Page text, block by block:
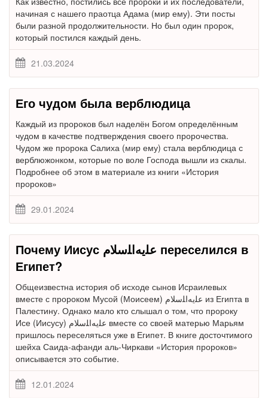
начиная с нашего праотца Адама (мир ему). Эти посты
были разной продолжительности. Но был один пророк,
который постился каждый день.
21.03.2024
Его чудом была верблюдица
Каждый из пророков был наделён Богом определённым
чудом в качестве подтверждения своего пророчества.
Чудом же пророка Салиха (мир ему) стала верблюдица с
верблюжонком, которые по воле Господа вышли из скалы.
Подробнее об этом в материале из книги «История
пророков»
29.01.2024
Почему Иисус ﻋﻠﻳﻪﺍﻠﺳﻼﻡ переселился в
Египет?
Общеизвестна история об исходе сынов Исраилевых
вместе с пророком Мусой (Моисеем) ﻋﻠﻳﻪﺍﻠﺳﻼﻡ из Египта в
Палестину. Однако мало кто слышал о том, что пророку
Исе (Иисусу) ﻋﻠﻳﻪﺍﻠﺳﻼﻡ вместе со своей матерью Марьям
пришлось переселяться уже в Египет. В книге досточтимого
шейха Саида-афанди аль-Чиркави «История пророков»
описывается это событие.
12.01.2024